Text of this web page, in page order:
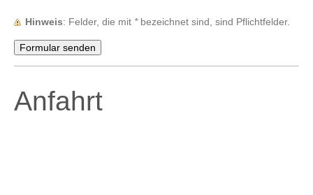
Hinweis : Felder, die mit *bezeichnet sind, sind Pflichtfelder.
Anfahrt